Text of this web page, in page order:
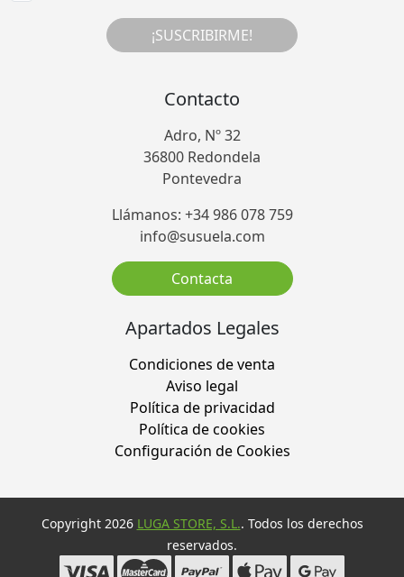
¡SUSCRIBIRME!
Contacto
Adro, Nº 32
36800 Redondela
Pontevedra
Llámanos: +34 986 078 759
info@susuela.com
Contacta
Apartados Legales
Condiciones de venta
Aviso legal
Política de privacidad
Política de cookies
Configuración de Cookies
Copyright 2026 LUGA STORE, S.L.. Todos los derechos
reservados.